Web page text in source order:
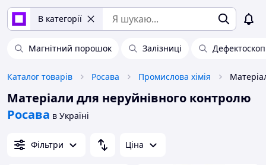
В категорії
Магнітний порошок Залізниці
Каталог товарів Росава Промислова хімія
Матеріали для неруйнівного контролю
Росава в Україні
Фільтри Ціна